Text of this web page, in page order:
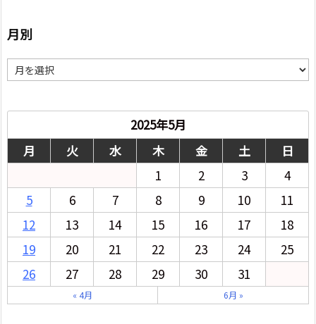
月別
別
2025年5月
月
火 水 木 金 土
日
1
2 3
4
5
6 7 8 9 10
11
12
13 14 15 16 17
18
19
20 21 22 23 24
25
26
27 28 29 30 31
« 4月 6月 »